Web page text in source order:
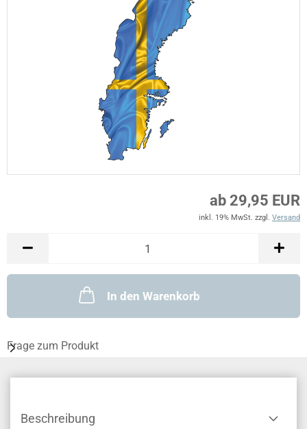
ab 29,95 EUR
inkl. 19% MwSt. zzgl. Versand
In den Warenkorb
Frage zum Produkt
Beschreibung